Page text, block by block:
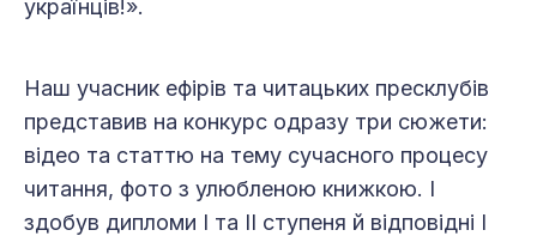
українців!».
Наш учасник ефірів та читацьких пресклубів
представив на конкурс одразу три сюжети:
відео та статтю на тему сучасного процесу
читання, фото з улюбленою книжкою. І
здобув дипломи І та ІІ ступеня й відповідні І